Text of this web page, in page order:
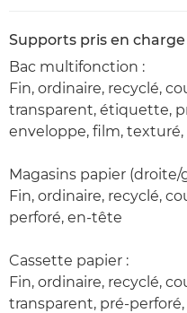
Supports pris en charge
Bac multifonction :
Fin, ordinaire, recyclé,
transparent, étiquette,
enveloppe, film, texturé,
Magasins papier (droite/
Fin, ordinaire, recyclé,
perforé, en-tête
Cassette papier :
Fin, ordinaire, recyclé,
transparent, pré-